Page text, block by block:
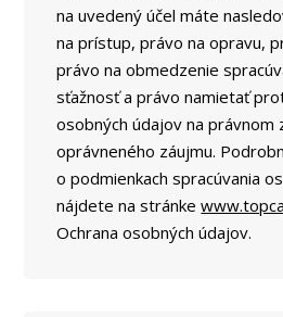
na uvedený účel máte
na prístup, právo na opravu,
právo na obmedzenie
sťažnosť a právo namietať
osobných údajov na právnom
oprávneného záujmu.
o podmienkach spracúvania
nájdete na stránke
Ochrana osobných údajov.